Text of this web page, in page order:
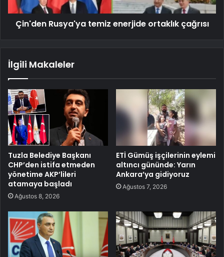
Çin'den Rusya'ya temiz enerjide ortaklık çağrısı
İlgili Makaleler
Tuzla Belediye Başkanı
CHP’den istifa etmeden
yönetime AKP’lileri
atamaya başladı
Ağustos 8, 2026
ETİ Gümüş işçilerinin eylemi
altıncı gününde: Yarın
Ankara’ya gidiyoruz
Ağustos 7, 2026